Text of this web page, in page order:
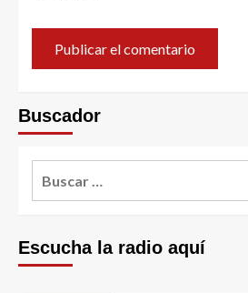
Buscador
Escucha la radio aquí